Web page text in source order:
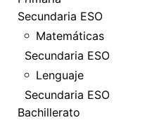
Secundaria ESO
Matemáticas
Secundaria ESO
Lenguaje
Secundaria ESO
Bachillerato